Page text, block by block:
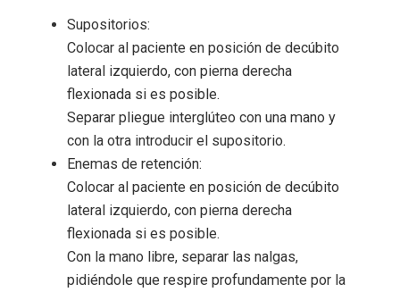
Supositorios:
Colocar al paciente en posición de decúbito
lateral izquierdo, con pierna derecha
flexionada si es posible.
Separar pliegue interglúteo con una mano y
con la otra introducir el supositorio.
Enemas de retención:
Colocar al paciente en posición de decúbito
lateral izquierdo, con pierna derecha
flexionada si es posible.
Con la mano libre, separar las nalgas,
pidiéndole que respire profundamente por la